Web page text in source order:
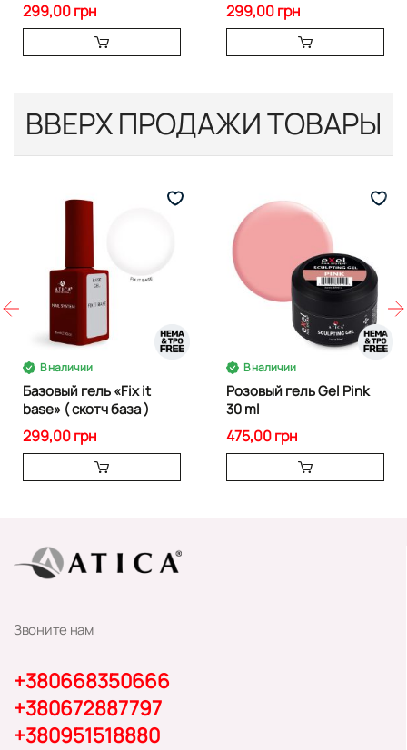
299,00 грн 299,00 грн
ВВЕРХ ПРОДАЖИ ТОВАРЫ
В наличии
Базовый гель «Fix it
base» ( скотч база )
299,00 грн
В наличии
Розовый гель Gel Pink
30 ml
475,00 грн
Звоните нам
+380668350666
+380672887797
+380951518880